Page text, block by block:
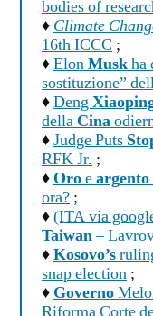
bodies of
♦ Climate
16th ICCC ;
♦ElonMuskha
sostituzione”
♦Deng
dellaCina
♦Judge Puts
RFK Jr. ;
♦Oroeargento
ora? ;
♦(ITA via
Taiwan–
♦Kosovo’s
snap election ;
♦ Governo